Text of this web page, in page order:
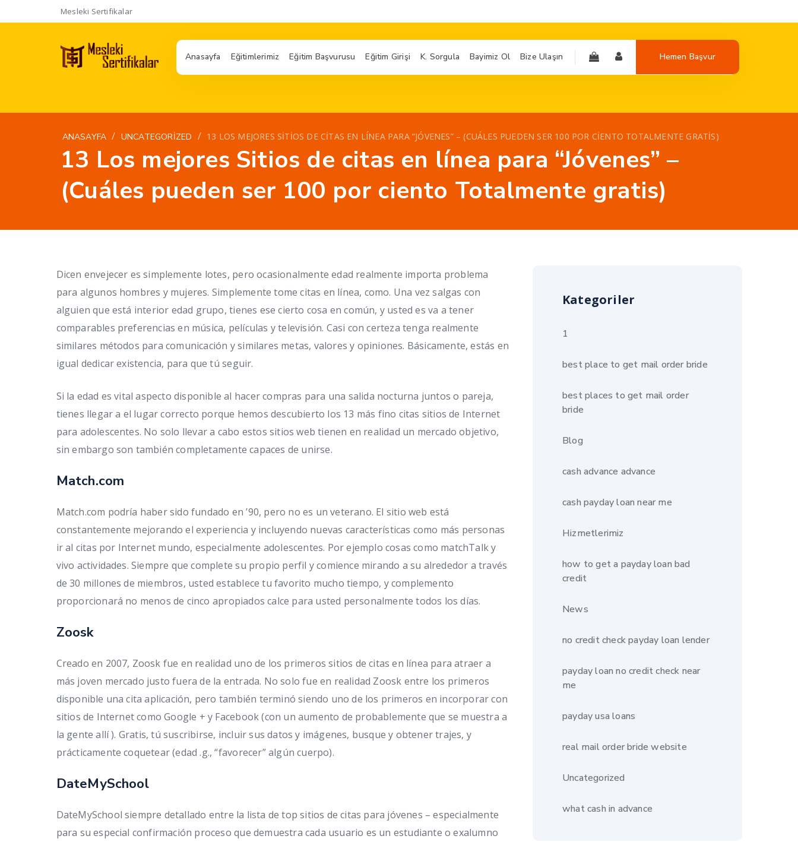
Mesleki Sertifikalar
Anasayfa Eğitimlerimiz Eğitim Başvurusu Eğitim Girişi K. Sorgula Bayimiz Ol Bize Ulaşın Hemen Başvur
ANASAYFA / UNCATEGORIZED / 13 LOS MEJORES SITIOS DE CITAS EN LÍNEA PARA “JÓVENES” – (CUÁLES PUEDEN SER 100 POR CIENTO TOTALMENTE GRATIS)
13 Los mejores Sitios de citas en línea para “Jóvenes” –
(Cuáles pueden ser 100 por ciento Totalmente gratis)
Dicen envejecer es simplemente lotes, pero ocasionalmente edad realmente importa problema
para algunos hombres y mujeres. Simplemente tome citas en línea, como. Una vez salgas con
alguien que está interior edad grupo, tienes ese cierto cosa en común, y usted es va a tener
comparables preferencias en música, películas y televisión. Casi con certeza tenga realmente
similares métodos para comunicación y similares metas, valores y opiniones. Básicamente, estás en
igual dedicar existencia, para que tú seguir.
Si la edad es vital aspecto disponible al hacer compras para una salida nocturna juntos o pareja,
tienes llegar a el lugar correcto porque hemos descubierto los 13 más fino citas sitios de Internet
para adolescentes. No solo llevar a cabo estos sitios web tienen en realidad un mercado objetivo,
sin embargo son también completamente capaces de unirse.
Match.com
Match.com podría haber sido fundado en ’90, pero no es un veterano. El sitio web está
constantemente mejorando el experiencia y incluyendo nuevas características como más personas
ir al citas por Internet mundo, especialmente adolescentes. Por ejemplo cosas como matchTalk y
vivo actividades. Siempre que complete su propio perfil y comience mirando a su alrededor a través
de 30 millones de miembros, usted establece tu favorito mucho tiempo, y complemento
proporcionará no menos de cinco apropiados calce para usted personalmente todos los días.
Zoosk
Creado en 2007, Zoosk fue en realidad uno de los primeros sitios de citas en línea para atraer a
más joven mercado justo fuera de la entrada. No solo fue en realidad Zoosk entre los primeros
disponible una cita aplicación, pero también terminó siendo uno de los primeros en incorporar con
sitios de Internet como Google + y Facebook (con un aumento de probablemente que se muestra a
la gente allí ). Gratis, tú suscribirse, incluir sus datos y imágenes, busque y obtener trajes, y
prácticamente coquetear (edad .g., “favorecer” algún cuerpo).
DateMySchool
DateMySchool siempre detallado entre la lista de top sitios de citas para jóvenes – especialmente
para su especial confirmación proceso que demuestra cada usuario es un estudiante o exalumno
Kategoriler
1
best place to get mail order bride
best places to get mail order
bride
Blog
cash advance advance
cash payday loan near me
Hizmetlerimiz
how to get a payday loan bad
credit
News
no credit check payday loan lender
payday loan no credit check near
me
payday usa loans
real mail order bride website
Uncategorized
what cash in advance